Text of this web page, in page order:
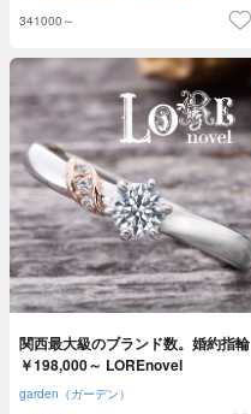
341000～
関西最大級のブランド数。婚約指輪
￥198,000～ LOREnovel
garden（ガーデン）